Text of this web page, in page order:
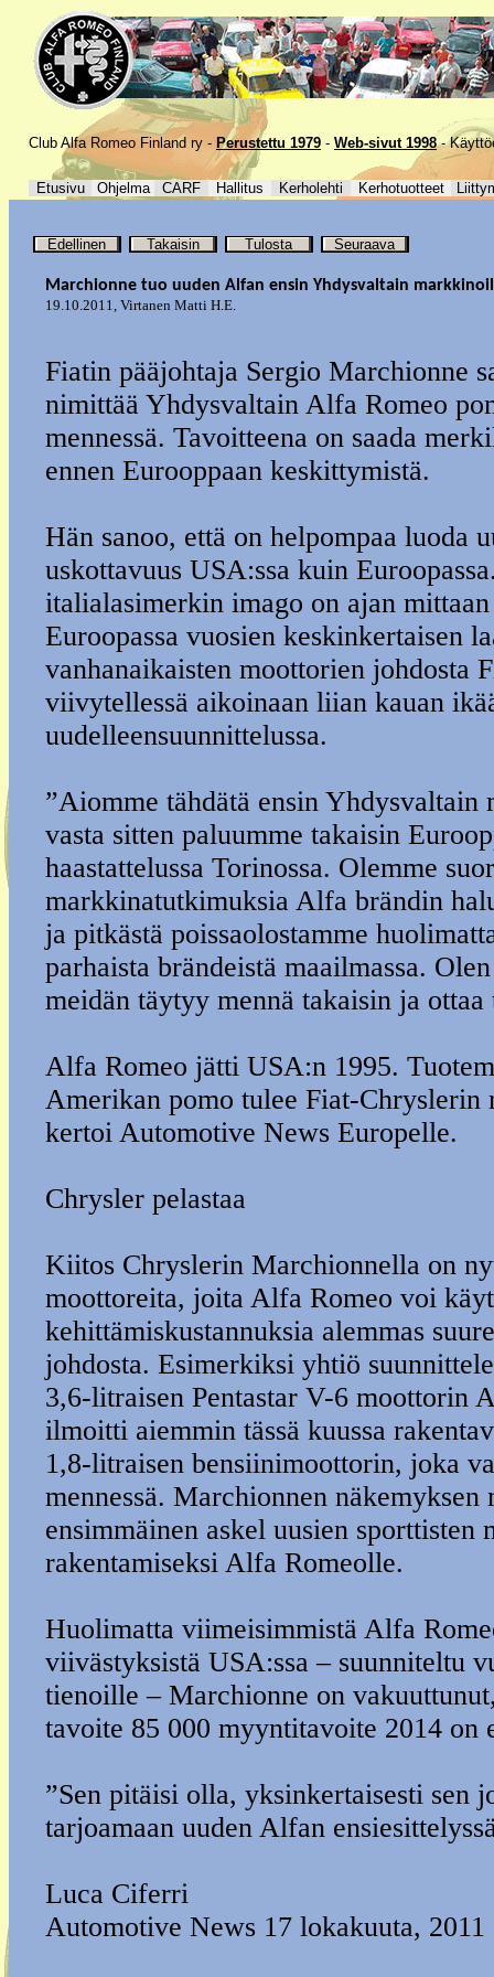
Club Alfa Romeo Finland ry - Perustettu 1979 - Web-sivut 1998 -
Etusivu Ohjelma CARF Hallitus Kerholehti Kerhotuotteet
Edellinen Takaisin Tulosta Seuraava
Marchionne tuo uuden Alfan ensin Yhdysvaltain
19.10.2011, Virtanen Matti H.E.
Fiatin pääjohtaja Sergio Marchionne
nimittää Yhdysvaltain Alfa Romeo
mennessä. Tavoitteena on saada
ennen Eurooppaan keskittymistä.
Hän sanoo, että on helpompaa luoda
uskottavuus USA:ssa kuin
italialasimerkin imago on ajan
Euroopassa vuosien keskinkertaisen
vanhanaikaisten moottorien johdosta
viivytellessä aikoinaan liian kauan
uudelleensuunnittelussa.
”Aiomme tähdätä ensin
vasta sitten paluumme takaisin
haastattelussa Torinossa. Olemme
markkinatutkimuksia Alfa brändin
ja pitkästä poissaolostamme
parhaista brändeistä maailmassa.
meidän täytyy mennä takaisin ja
Alfa Romeo jätti USA:n 1995.
Amerikan pomo tulee Fiat-Chryslerin
kertoi Automotive News Europelle.
Chrysler pelastaa
Kiitos Chryslerin Marchionnella on
moottoreita, joita Alfa Romeo voi
kehittämiskustannuksia alemmas
johdosta. Esimerkiksi yhtiö
3,6-litraisen Pentastar V-6 moottorin
ilmoitti aiemmin tässä kuussa
1,8-litraisen bensiinimoottorin, joka
mennessä. Marchionnen näkemyksen
ensimmäinen askel uusien sporttisten
rakentamiseksi Alfa Romeolle.
Huolimatta viimeisimmistä Alfa
viivästyksistä USA:ssa – suunniteltu
tienoille – Marchionne on
tavoite 85 000 myyntitavoite 2014 on
”Sen pitäisi olla, yksinkertaisesti sen
tarjoamaan uuden Alfan
Luca Ciferri
Automotive News 17 lokakuuta, 2011